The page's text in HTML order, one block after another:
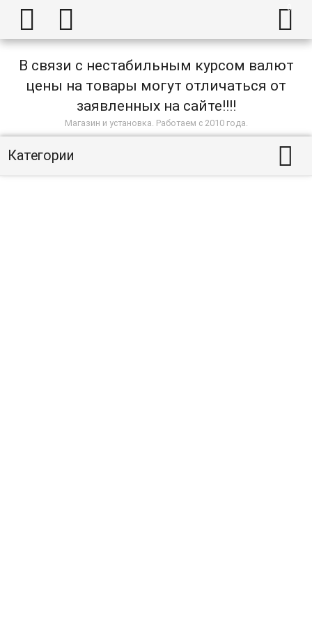
  
В связи с нестабильным курсом валют
цены на товары могут отличаться от
заявленных на сайте!!!!
Магазин и установка. Работаем с 2010 года.
Категории 